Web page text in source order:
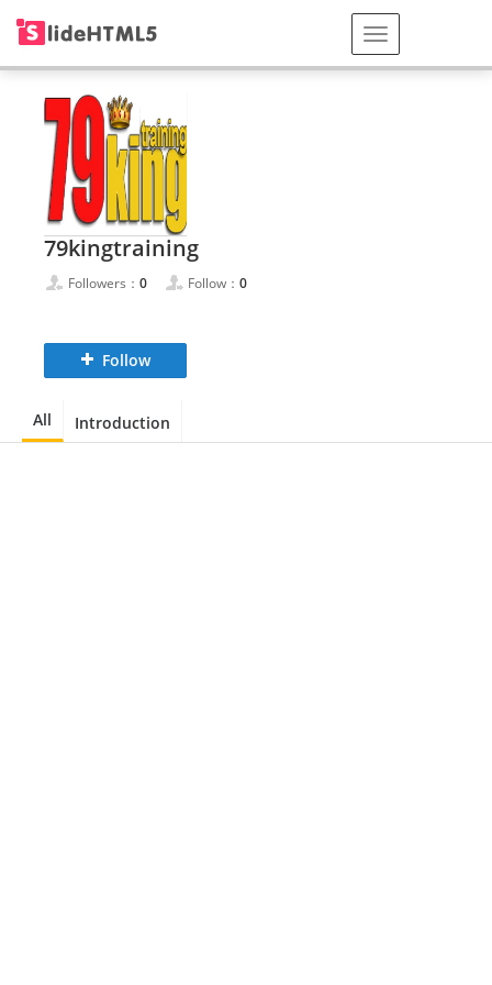
79kingtraining
Followers： 0 Follow： 0
Follow
All Introduction